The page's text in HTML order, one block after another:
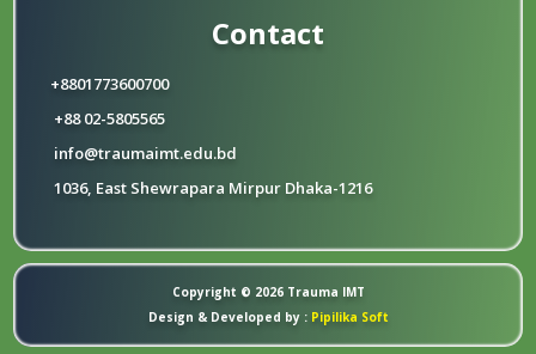
Contact
+8801773600700
+88 02-5805565
info@traumaimt.edu.bd
1036, East Shewrapara Mirpur Dhaka-1216
Copyright © 2026 Trauma IMT
Design & Developed by :Pipilika Soft